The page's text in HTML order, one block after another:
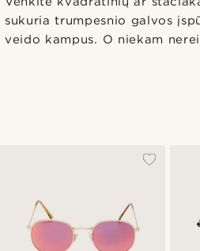
sukuria trumpesnio galvos
veido kampus. O niekam